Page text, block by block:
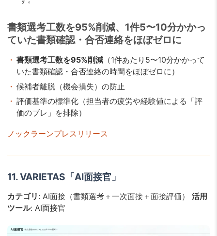
書類選考工数を95%削減、1件5〜10分かかっ
ていた書類確認・合否連絡をほぼゼロに
書類選考工数を95%削減 （1件あたり5〜10分かかって
いた書類確認・合否連絡の時間をほぼゼロに）
候補者離脱（機会損失）の防止
評価基準の標準化（担当者の疲労や経験値による「評
価のブレ」を排除）
ノックラーンプレスリリース
11. VARIETAS「AI面接官」
カテゴリ : AI面接（書類選考＋一次面接＋面接評価） 活用
ツール: AI面接官